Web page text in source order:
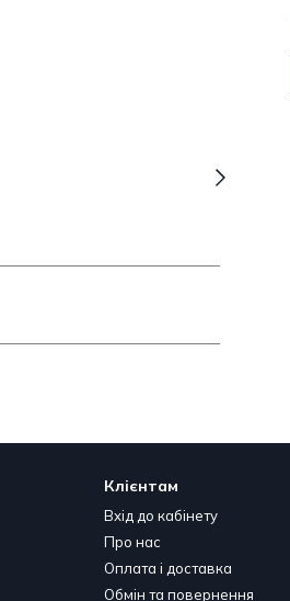
Клієнтам
Вхід до кабінету
Про нас
Оплата і доставка
Обмін та повернення